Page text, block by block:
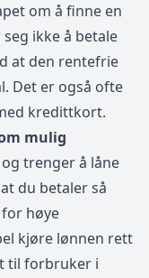
om å finne en
ikke å betale
at den rentefrie
Det er også ofte
kredittkort.
mulig
trenger å låne
du betaler så
høye
kjøre lønnen rett
til forbruker i